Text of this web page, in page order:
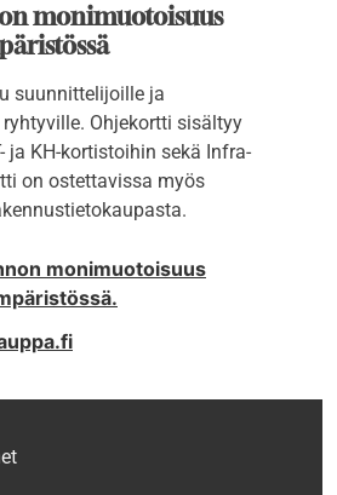
monimuotoisuus
suunnittelijoille ja
Ohjekortti sisältyy
ja KH-kortistoihin sekä Infra-
on ostettavissa myös
monimuotoisuus